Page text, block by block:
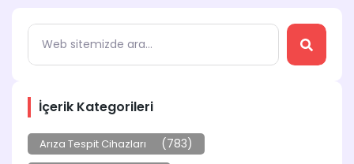
İçerik Kategorileri
Arıza Tespit Cihazları (783)